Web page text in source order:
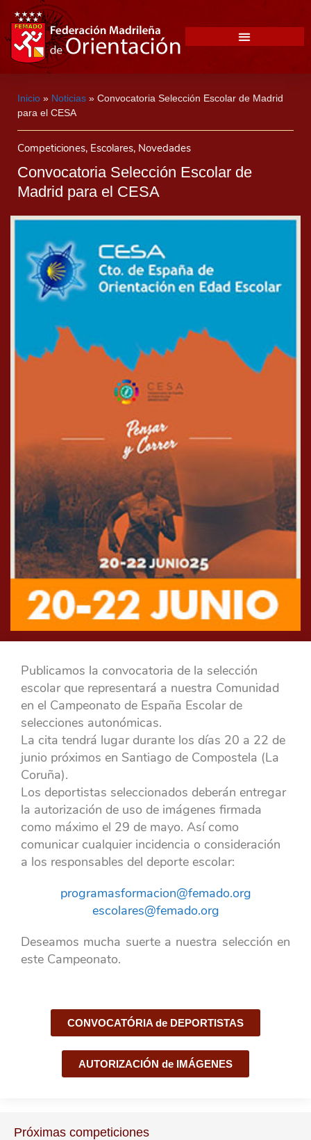
Inicio » Noticias » Convocatoria Selección Escolar de Madrid
para el CESA
Competiciones, Escolares, Novedades
Convocatoria Selección Escolar de
Madrid para el CESA
Publicamos la convocatoria de la selección
escolar que representará a nuestra Comunidad
en el Campeonato de España Escolar de
selecciones autonómicas.
La cita tendrá lugar durante los días 20 a 22 de
junio próximos en Santiago de Compostela (La
Coruña).
Los deportistas seleccionados deberán entregar
la autorización de uso de imágenes firmada
como máximo el 29 de mayo. Así como
comunicar cualquier incidencia o consideración
a los responsables del deporte escolar:
programasformacion@femado.org
escolares@femado.org
Deseamos mucha suerte a nuestra selección en
este Campeonato.
CONVOCATÓRIA de DEPORTISTAS
AUTORIZACIÓN de IMÁGENES
Próximas competiciones